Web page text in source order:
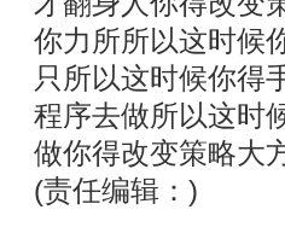
你力所所以这时候
只所以这时候你得
程序去做所以这时
做你得改变策略大
(责任编辑：)